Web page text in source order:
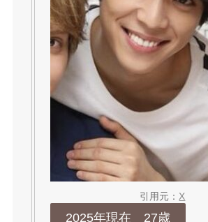
引用元： X
2025年現在 27歳